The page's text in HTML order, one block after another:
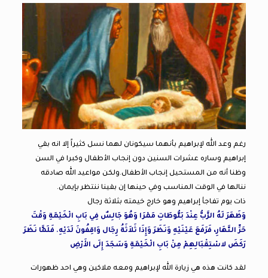
رغم وعد الله لإبراهيم بأنهما سيكونان لهما نسل كثيراً إلا انه بقي
إبراهيم وساره عشرات السنين دون إنجاب الأطفال وكبرا في السن
وظنا أنه من المستحيل إنجاب الأطفال.ولكن مواعيد الله صادقه
ننالها في الوقت المناسب وفي حينها إن بقينا ننتظر بإيمان.
ذات يوم تفاجأ إبراهيم وهو خارج خيمته بثلاثة رجال
وَظَهَرَ لَهُ الرَّبُّ عِنْدَ بَلُّوطَاتِ مَمْرَا وَهُوَ جَالِسٌ فِي بَابِ الْخَيْمَةِ وَقْتَ
حَرِّ النَّهَارِ، فَرَفَعَ عَيْنَيْهِ وَنَظَرَ وَإِذَا ثَلاَثَةُ رِجَال وَاقِفُونَ لَدَيْهِ. فَلَمَّا نَظَرَ
رَكَضَ لاسْتِقْبَالِهِمْ مِنْ بَابِ الْخَيْمَةِ وَسَجَدَ إِلَى الأَرْضِ
لقد كانت هذه هي زيارة الله لإبراهيم ومعه ملاكين وهي احد ظهورات